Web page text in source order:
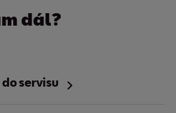
dál?
servisu